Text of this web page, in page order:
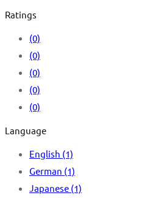
Ratings
(0)
(0)
(0)
(0)
(0)
Language
English (1)
German (1)
Japanese (1)